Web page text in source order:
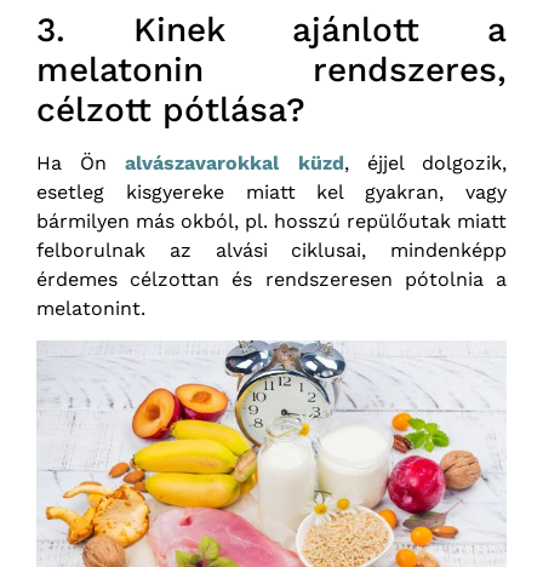
3. Kinek ajánlott a
melatonin rendszeres,
célzott pótlása?
Ha Önalvászavarokkal küzd, éjjel dolgozik,
esetleg kisgyereke miatt kel gyakran, vagy
bármilyen más okból, pl. hosszú repülőutak miatt
felborulnak az alvási ciklusai, mindenképp
érdemes célzottan és rendszeresen pótolnia a
melatonint.